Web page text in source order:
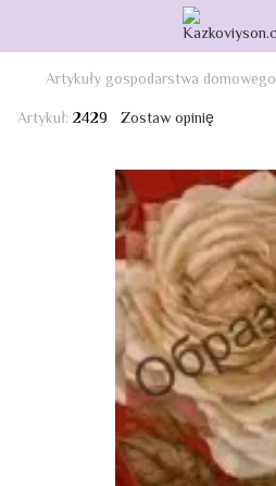
Artykuły gospodarstwa domowego
Artykuł: 2429 Zostaw opinię